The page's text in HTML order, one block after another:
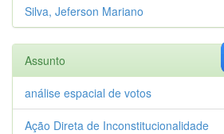
Silva, Jeferson Mariano
Assunto
análise espacial de votos
Ação Direta de Inconstitucionalidade